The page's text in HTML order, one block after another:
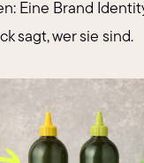
Eine Brand
sagt, wer sie sind.